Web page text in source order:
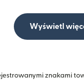
Wyświetl
znakami